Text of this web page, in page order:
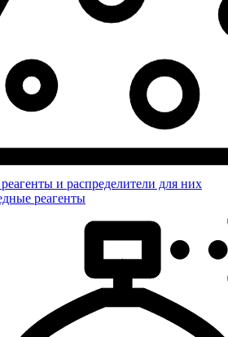
и распределители для них
реагенты